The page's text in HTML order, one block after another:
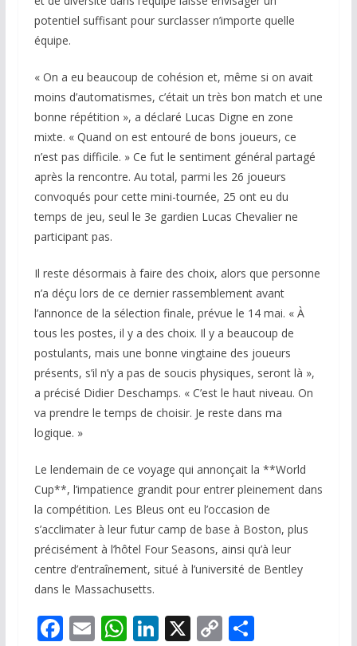
potentiel suffisant pour surclasser n’importe quelle
équipe.
« On a eu beaucoup de cohésion et, même si on avait
moins d’automatismes, c’était un très bon match et une
bonne répétition », a déclaré Lucas Digne en zone
mixte. « Quand on est entouré de bons joueurs, ce
n’est pas difficile. » Ce fut le sentiment général partagé
après la rencontre. Au total, parmi les 26 joueurs
convoqués pour cette mini-tournée, 25 ont eu du
temps de jeu, seul le 3e gardien Lucas Chevalier ne
participant pas.
Il reste désormais à faire des choix, alors que personne
n’a déçu lors de ce dernier rassemblement avant
l’annonce de la sélection finale, prévue le 14 mai. « À
tous les postes, il y a des choix. Il y a beaucoup de
postulants, mais une bonne vingtaine des joueurs
présents, s’il n’y a pas de soucis physiques, seront là »,
a précisé Didier Deschamps. « C’est le haut niveau. On
va prendre le temps de choisir. Je reste dans ma
logique. »
Le lendemain de ce voyage qui annonçait la **World
Cup**, l’impatience grandit pour entrer pleinement dans
la compétition. Les Bleus ont eu l’occasion de
s’acclimater à leur futur camp de base à Boston, plus
précisément à l’hôtel Four Seasons, ainsi qu’à leur
centre d’entraînement, situé à l’université de Bentley
dans le Massachusetts.
F E W Li X C P